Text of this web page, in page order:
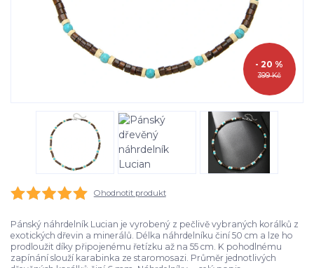
399 Kč
- 20 %
Ohodnotit produkt
Pánský náhrdelník Lucian je vyrobený z pečlivě vybraných korálků z
exotických dřevin a minerálů. Délka náhrdelníku činí 50 cm a lze ho
prodloužit díky připojenému řetízku až na 55 cm. K pohodlnému
zapínání slouží karabinka ze staromosazi. Průměr jednotlivých